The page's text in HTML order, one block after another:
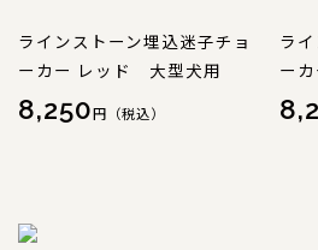
ラインストーン埋込迷子チョ
ーカー レッド 大型犬用
8,250円（税込）
ラ
ー